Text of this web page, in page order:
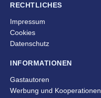
RECHTLICHES
Impressum
Cookies
Datenschutz
INFORMATIONEN
Gastautoren
Werbung und Kooperationen